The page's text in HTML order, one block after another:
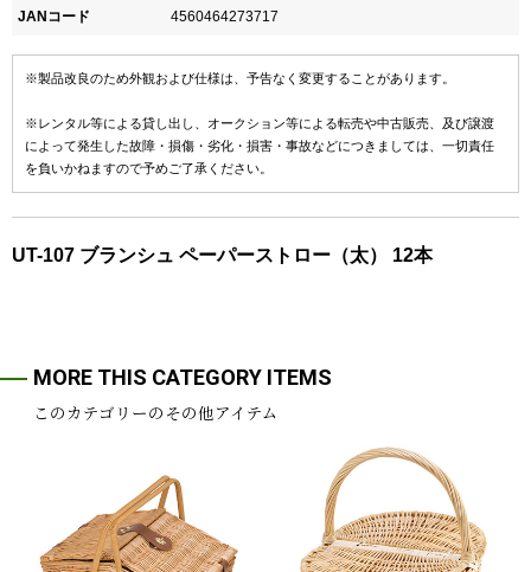
JANコード 4560464273717
※製品改良のため外観および仕様は、予告なく変更することがあります。
※レンタル等による貸し出し、オークション等による転売や中古販売、及び譲渡
によって発生した故障・損傷・劣化・損害・事故などにつきましては、一切責任
を負いかねますので予めご了承ください。
UT-107 ブランシュ ペーパーストロー（太） 12本
MORE THIS CATEGORY ITEMS
このカテゴリーのその他アイテム